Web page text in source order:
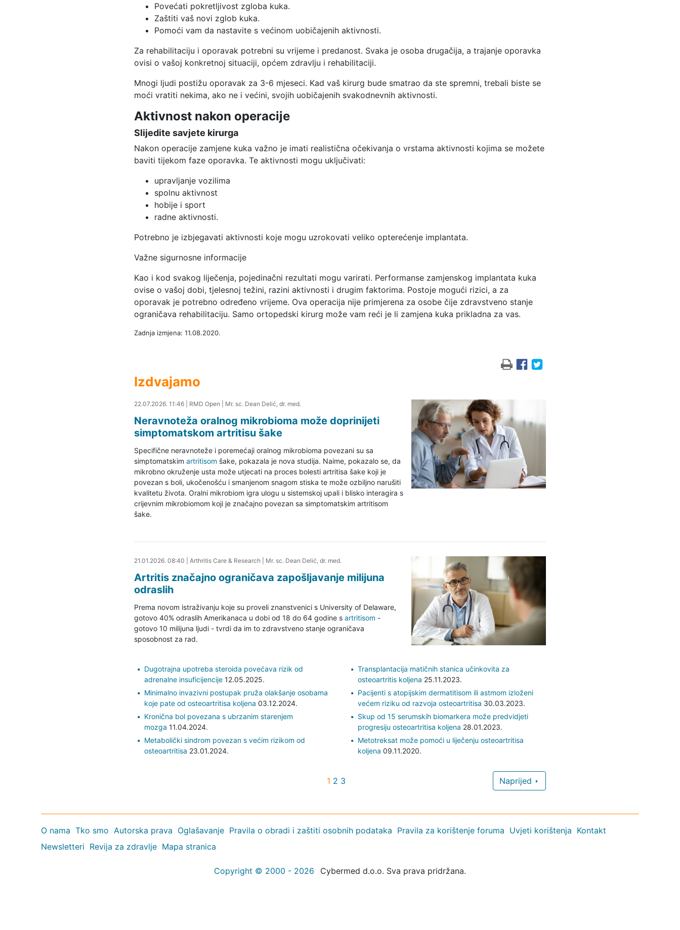
Povećati pokretljivost zgloba kuka.
Zaštiti vaš novi zglob kuka.
Pomoći vam da nastavite s većinom uobičajenih aktivnosti.
Za rehabilitaciju i oporavak potrebni su vrijeme i predanost. Svaka je osoba drugačija, a trajanje oporavka
ovisi o vašoj konkretnoj situaciji, općem zdravlju i rehabilitaciji.
Mnogi ljudi postižu oporavak za 3-6 mjeseci. Kad vaš kirurg bude smatrao da ste spremni, trebali biste se
moći vratiti nekima, ako ne i većini, svojih uobičajenih svakodnevnih aktivnosti.
Aktivnost nakon operacije
Slijedite savjete kirurga
Nakon operacije zamjene kuka važno je imati realistična očekivanja o vrstama aktivnosti kojima se možete
baviti tijekom faze oporavka. Te aktivnosti mogu uključivati:
upravljanje vozilima
spolnu aktivnost
hobije i sport
radne aktivnosti.
Potrebno je izbjegavati aktivnosti koje mogu uzrokovati veliko opterećenje implantata.
Važne sigurnosne informacije
Kao i kod svakog liječenja, pojedinačni rezultati mogu varirati. Performanse zamjenskog implantata kuka
ovise o vašoj dobi, tjelesnoj težini, razini aktivnosti i drugim faktorima. Postoje mogući rizici, a za
oporavak je potrebno određeno vrijeme. Ova operacija nije primjerena za osobe čije zdravstveno stanje
ograničava rehabilitaciju. Samo ortopedski kirurg može vam reći je li zamjena kuka prikladna za vas.
Zadnja izmjena: 11.08.2020.
Izdvajamo
22.07.2026. 11:54
22.07.2026. 11:46| RMD Open Mr. sc. Dean Delić, dr. med.
Neravnoteža oralnog mikrobioma može doprinijeti
simptomatskom artritisu šake
Specifične neravnoteže i poremećaji oralnog mikrobioma povezani su sa
simptomatskim artritisom šake, pokazala je nova studija. Naime, pokazalo se, da
mikrobno okruženje usta može utjecati na proces bolesti artritisa šake koji je
povezan s boli, ukočenošću i smanjenom snagom stiska te može ozbiljno narušiti
kvalitetu života. Oralni mikrobiom igra ulogu u sistemskoj upali i blisko interagira s
crijevnim mikrobiomom koji je značajno povezan sa simptomatskim artritisom
šake.
21.01.2026. 08:53
21.01.2026. 08:40 Arthritis Care & Research| Mr. sc. Dean Delić, dr. med.
Artritis značajno ograničava zapošljavanje milijuna
odraslih
Prema novom istraživanju koje su proveli znanstvenici s University of Delaware,
gotovo 40% odraslih Amerikanaca u dobi od 18 do 64 godine s artritisom -
gotovo 10 milijuna ljudi - tvrdi da im to zdravstveno stanje ograničava
sposobnost za rad.
Dugotrajna upotreba steroida povećava rizik od
adrenalne insuficijencije12.05.2025.
Minimalno invazivni postupak pruža olakšanje osobama
koje pate od osteoartritisa koljena 03.12.2024.
Kronična bol povezana s ubrzanim starenjem
mozga 11.04.2024.
Metabolički sindrom povezan s većim rizikom od
osteoartritisa 23.01.2024.
Transplantacija matičnih stanica učinkovita za
osteoartritis koljena 25.11.2023.
Pacijenti s atopijskim dermatitisom ili astmom izloženi
većem riziku od razvoja osteoartritisa 30.03.2023.
Skup od 15 serumskih biomarkera može predvidjeti
progresiju osteoartritisa koljena 28.01.2023.
Metotreksat može pomoći u liječenju osteoartritisa
koljena 09.11.2020.
1 2 3 Naprijed
O nama Tko smo Autorska prava Oglašavanje Pravila o obradi i zaštiti osobnih podataka Pravila za korištenje foruma Uvjeti korištenja Kontakt
Newsletteri Revija za zdravlje Mapa stranica
Copyright © 2000 - 2026 Cybermed d.o.o. Sva prava pridržana.